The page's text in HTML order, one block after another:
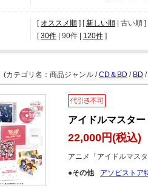
[ オススメ順 ] [新しい順 | 古い順 ]
[ 30件 | 90件 | 120件 ]
(カテゴリ名：商品ジャンル /CD＆BD / BD
アイドルマスタ
22,000円(税込)
アニメ「アイドルマス
●その他
アソビストア